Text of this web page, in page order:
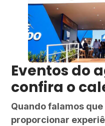
agro, em geral,
era pós-pandemia.
Eventos do
confira o
Syngenta
Quando falamos
proporcionar